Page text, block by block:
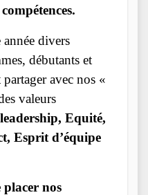
divers
débutants et
avec nos «
valeurs
leadership, Equité,
Esprit d’équipe
nos